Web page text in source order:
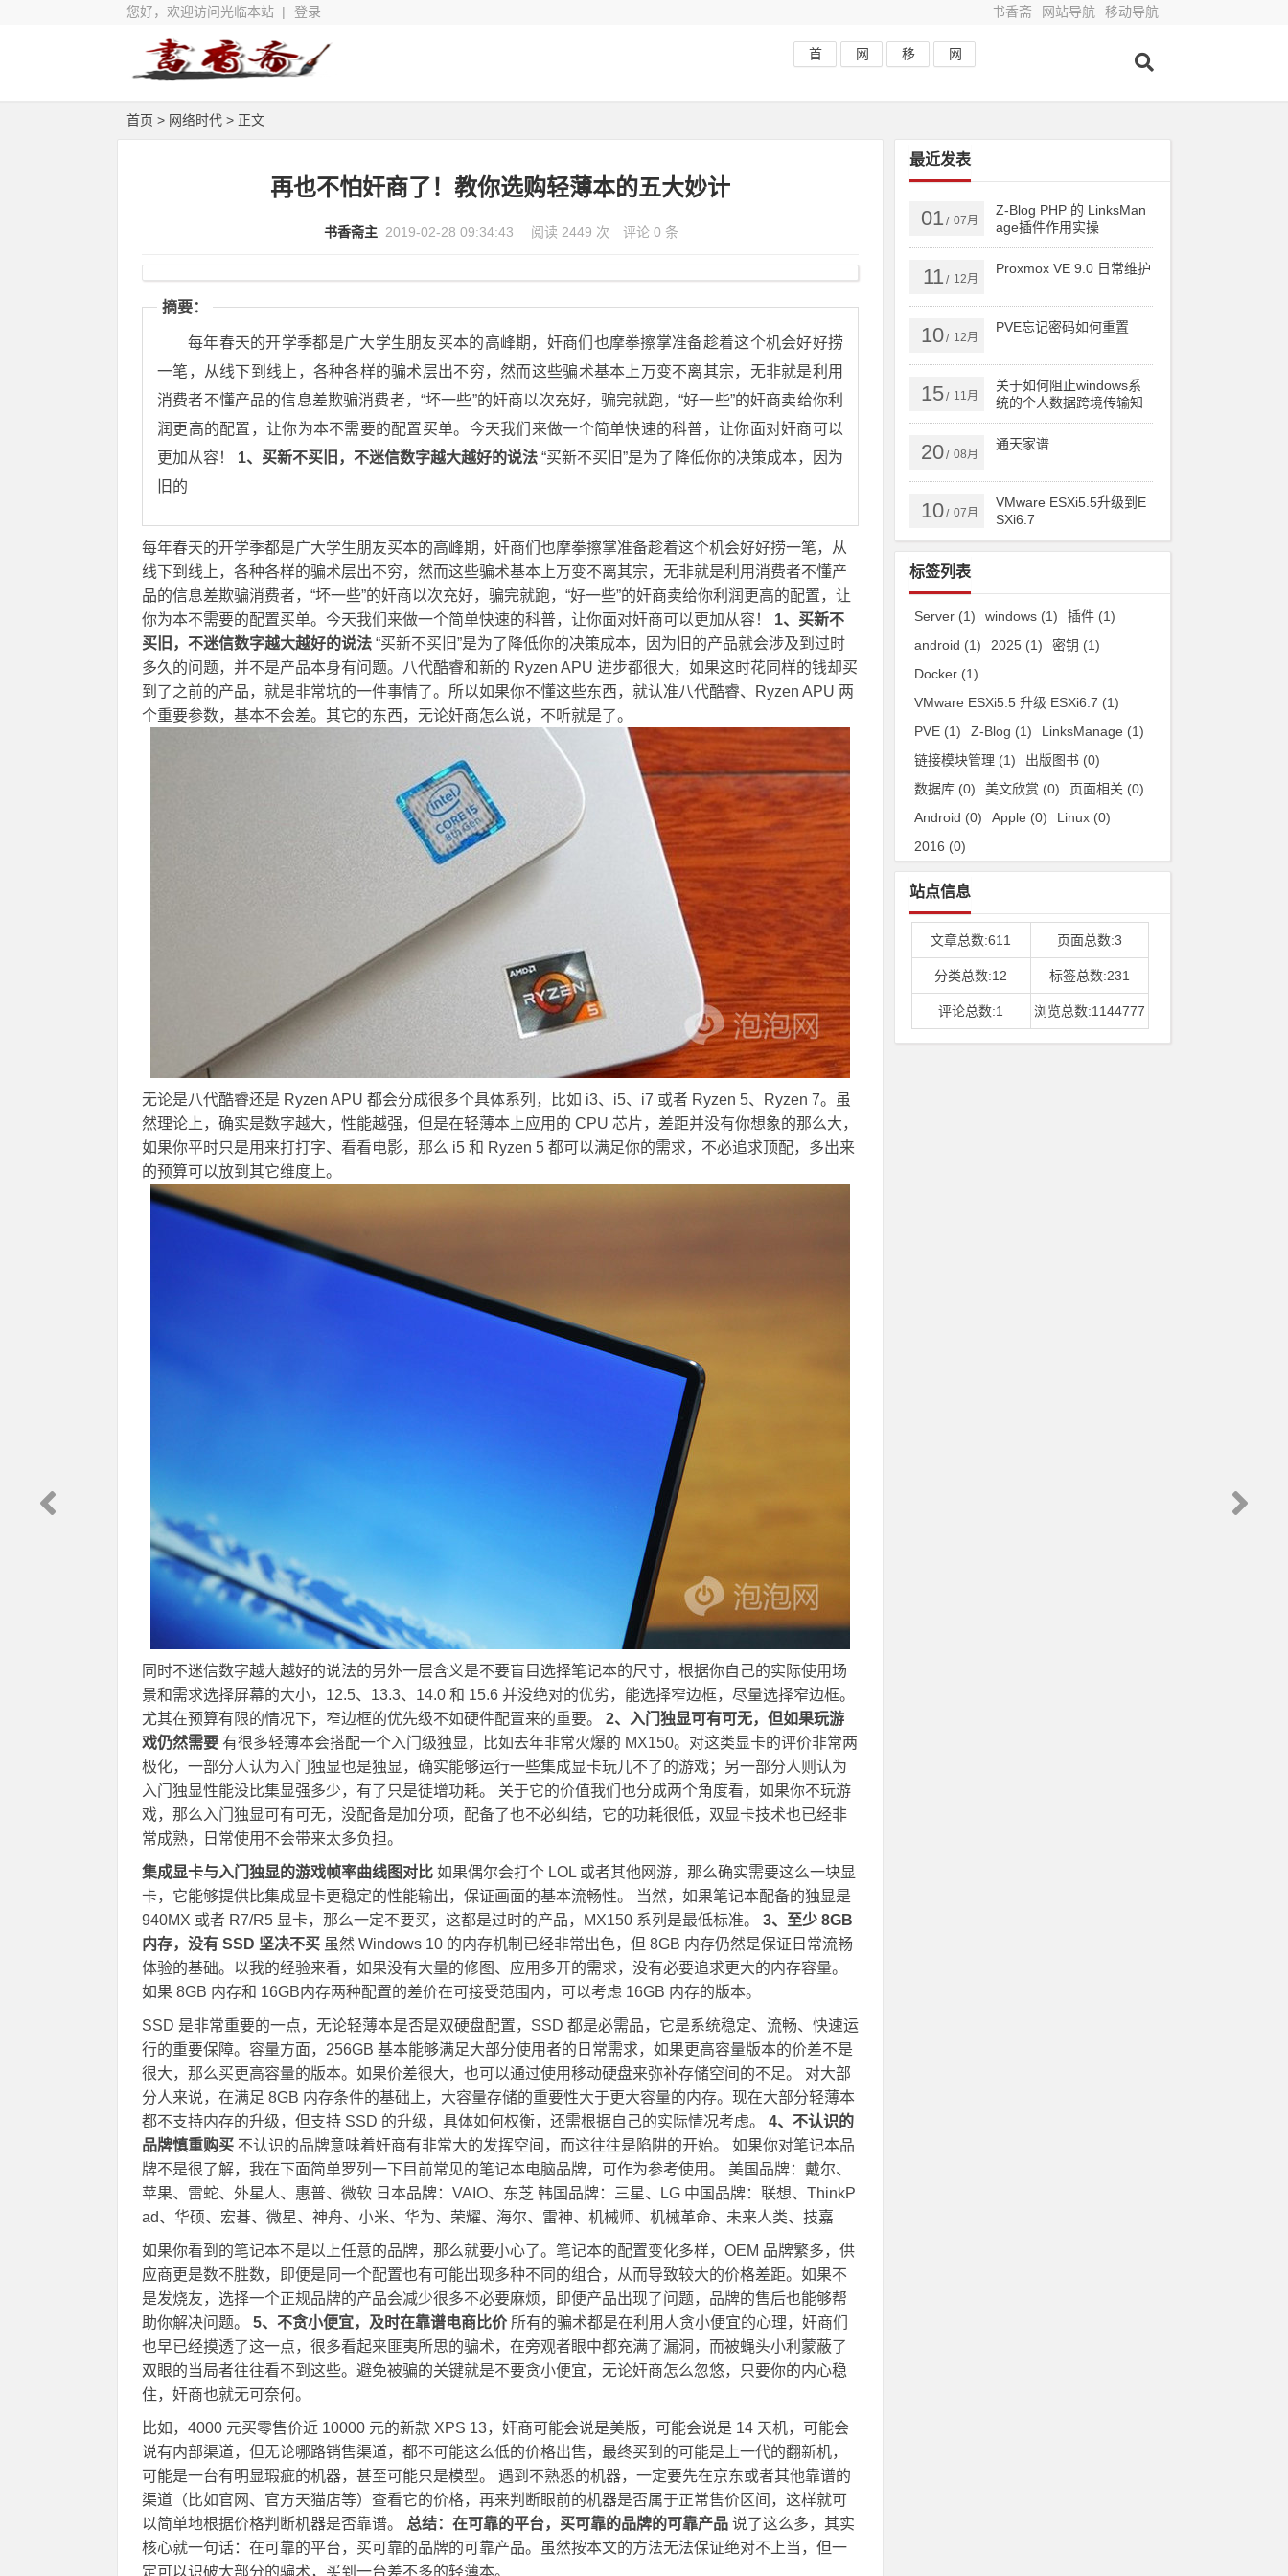
您好，欢迎访问光临本站 | 登录 书香斋 网站导航 移动导航
首页 > 网络时代 > 正文
再也不怕奸商了！教你选购轻薄本的五大妙计
书香斋主 2019-02-28 09:34:43 阅读 2449 次 评论 0 条
摘要：
每年春天的开学季都是广大学生朋友买本的高峰期，奸商们也摩拳擦掌准备趁着这个机会好好捞
一笔，从线下到线上，各种各样的骗术层出不穷，然而这些骗术基本上万变不离其宗，无非就是利用
消费者不懂产品的信息差欺骗消费者，“坏一些”的奸商以次充好，骗完就跑，“好一些”的奸商卖给你利
润更高的配置，让你为本不需要的配置买单。今天我们来做一个简单快速的科普，让你面对奸商可以
更加从容！ 1、买新不买旧，不迷信数字越大越好的说法
旧的
每年春天的开学季都是广大学生朋友买本的高峰期，奸商们也摩拳擦掌准备趁着这个机会好好捞一笔，从
线下到线上，各种各样的骗术层出不穷，然而这些骗术基本上万变不离其宗，无非就是利用消费者不懂产
品的信息差欺骗消费者，“坏一些”的奸商以次充好，骗完就跑，“好一些”的奸商卖给你利润更高的配置，让
你为本不需要的配置买单。今天我们来做一个简单快速的科普，让你面对奸商可以更加从容！ 1、买新不
买旧，不迷信数字越大越好的说法 “买新不买旧”是为了降低你的决策成本，因为旧的产品就会涉及到过时
多久的问题，并不是产品本身有问题。八代酷睿和新的 Ryzen APU 进步都很大，如果这时花同样的钱却买
到了之前的产品，就是非常坑的一件事情了。所以如果你不懂这些东西，就认准八代酷睿、Ryzen APU 两
个重要参数，基本不会差。其它的东西，无论奸商怎么说，不听就是了。
无论是八代酷睿还是 Ryzen APU 都会分成很多个具体系列，比如 i3、i5、i7 或者 Ryzen 5、Ryzen 7。虽
然理论上，确实是数字越大，性能越强，但是在轻薄本上应用的 CPU 芯片，差距并没有你想象的那么大，
如果你平时只是用来打打字、看看电影，那么 i5 和 Ryzen 5 都可以满足你的需求，不必追求顶配，多出来
的预算可以放到其它维度上。
同时不迷信数字越大越好的说法的另外一层含义是不要盲目选择笔记本的尺寸，根据你自己的实际使用场
景和需求选择屏幕的大小，12.5、13.3、14.0 和 15.6 并没绝对的优劣，能选择窄边框，尽量选择窄边框。
尤其在预算有限的情况下，窄边框的优先级不如硬件配置来的重要。 2、入门独显可有可无，但如果玩游
戏仍然需要 有很多轻薄本会搭配一个入门级独显，比如去年非常火爆的 MX150。对这类显卡的评价非常两
极化，一部分人认为入门独显也是独显，确实能够运行一些集成显卡玩儿不了的游戏；另一部分人则认为
入门独显性能没比集显强多少，有了只是徒增功耗。 关于它的价值我们也分成两个角度看，如果你不玩游
戏，那么入门独显可有可无，没配备是加分项，配备了也不必纠结，它的功耗很低，双显卡技术也已经非
常成熟，日常使用不会带来太多负担。
集成显卡与入门独显的游戏帧率曲线图对比 如果偶尔会打个 LOL 或者其他网游，那么确实需要这么一块显
卡，它能够提供比集成显卡更稳定的性能输出，保证画面的基本流畅性。 当然，如果笔记本配备的独显是
940MX 或者 R7/R5 显卡，那么一定不要买，这都是过时的产品，MX150 系列是最低标准。 3、至少 8GB
内存，没有 SSD 坚决不买 虽然 Windows 10 的内存机制已经非常出色，但 8GB 内存仍然是保证日常流畅
体验的基础。以我的经验来看，如果没有大量的修图、应用多开的需求，没有必要追求更大的内存容量。
如果 8GB 内存和 16GB内存两种配置的差价在可接受范围内，可以考虑 16GB 内存的版本。
SSD 是非常重要的一点，无论轻薄本是否是双硬盘配置，SSD 都是必需品，它是系统稳定、流畅、快速运
行的重要保障。容量方面，256GB 基本能够满足大部分使用者的日常需求，如果更高容量版本的价差不是
很大，那么买更高容量的版本。如果价差很大，也可以通过使用移动硬盘来弥补存储空间的不足。 对大部
分人来说，在满足 8GB 内存条件的基础上，大容量存储的重要性大于更大容量的内存。现在大部分轻薄本
都不支持内存的升级，但支持 SSD 的升级，具体如何权衡，还需根据自己的实际情况考虑。 4、不认识的
品牌慎重购买 不认识的品牌意味着奸商有非常大的发挥空间，而这往往是陷阱的开始。 如果你对笔记本品
牌不是很了解，我在下面简单罗列一下目前常见的笔记本电脑品牌，可作为参考使用。 美国品牌：戴尔、
苹果、雷蛇、外星人、惠普、微软 日本品牌：VAIO、东芝 韩国品牌：三星、LG 中国品牌：联想、ThinkP
ad、华硕、宏碁、微星、神舟、小米、华为、荣耀、海尔、雷神、机械师、机械革命、未来人类、技嘉
如果你看到的笔记本不是以上任意的品牌，那么就要小心了。笔记本的配置变化多样，OEM 品牌繁多，供
应商更是数不胜数，即便是同一个配置也有可能出现多种不同的组合，从而导致较大的价格差距。如果不
是发烧友，选择一个正规品牌的产品会减少很多不必要麻烦，即便产品出现了问题，品牌的售后也能够帮
助你解决问题。 5、不贪小便宜，及时在靠谱电商比价所有的骗术都是在利用人贪小便宜的心理，奸商们
也早已经摸透了这一点，很多看起来匪夷所思的骗术，在旁观者眼中都充满了漏洞，而被蝇头小利蒙蔽了
双眼的当局者往往看不到这些。避免被骗的关键就是不要贪小便宜，无论奸商怎么忽悠，只要你的内心稳
住，奸商也就无可奈何。
比如，4000 元买零售价近 10000 元的新款 XPS 13，奸商可能会说是美版，可能会说是 14 天机，可能会
说有内部渠道，但无论哪路销售渠道，都不可能这么低的价格出售，最终买到的可能是上一代的翻新机，
可能是一台有明显瑕疵的机器，甚至可能只是模型。 遇到不熟悉的机器，一定要先在京东或者其他靠谱的
渠道（比如官网、官方天猫店等）查看它的价格，再来判断眼前的机器是否属于正常售价区间，这样就可
以简单地根据价格判断机器是否靠谱。 总结：在可靠的平台，买可靠的品牌的可靠产品 说了这么多，其实
核心就一句话：在可靠的平台，买可靠的品牌的可靠产品。虽然按本文的方法无法保证绝对不上当，但一
定可以识破大部分的骗术，买到一台差不多的轻薄本。
最近发表
01 / 07月
Z-Blog PHP 的 LinksMan
age插件作用实操
11 / 12月
Proxmox VE 9.0 日常维护
10/ 12月
PVE忘记密码如何重置
15/ 11月
关于如何阻止windows系
统的个人数据跨境传输知
识分享
20/ 08月
通天家谱
10/ 07月
VMware ESXi5.5升级到E
SXi6.7
标签列表
Server (1) windows (1) 插件 (1)
android (1) 2025 (1) 密钥 (1)
Docker (1)
VMware ESXi5.5 升级 ESXi6.7 (1)
PVE (1) Z-Blog (1) LinksManage (1)
链接模块管理 (1) 出版图书 (0)
数据库 (0) 美文欣赏 (0) 页面相关 (0)
Android (0) Apple (0) Linux (0)
2016 (0)
站点信息
文章总数:611 页面总数:3
分类总数:12 标签总数:231
评论总数:1 浏览总数:1144777